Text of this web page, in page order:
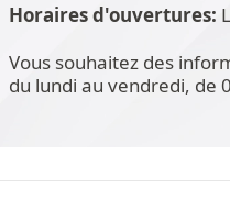
Horaires d'ouvertures:
Vous souhaitez des
du lundi au vendredi, de